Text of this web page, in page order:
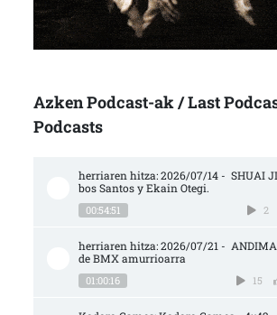
Azken Podcast-ak / Last
Podcasts
herriaren hitza: 2026/07/14 -  SHUAI
bos Santos y Ekain Otegi.
00:54:51 2
herriaren hitza: 2026/07/21 -
de BMX amurrioarra
01:00:16 15